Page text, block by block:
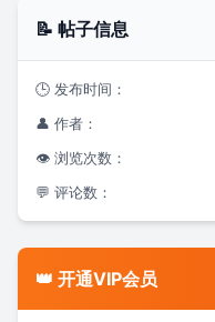
📝 帖子信息
🕒 发布时间：
👤 作者：
👁️ 浏览次数：
💬 评论数：
👑 开通VIP会员